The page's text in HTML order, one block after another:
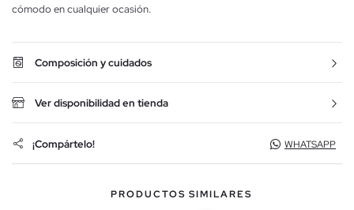
cómodo en cualquier ocasión.
Composición y cuidados
Ver disponibilidad en tienda
¡Compártelo! WHATSAPP
PRODUCTOS SIMILARES